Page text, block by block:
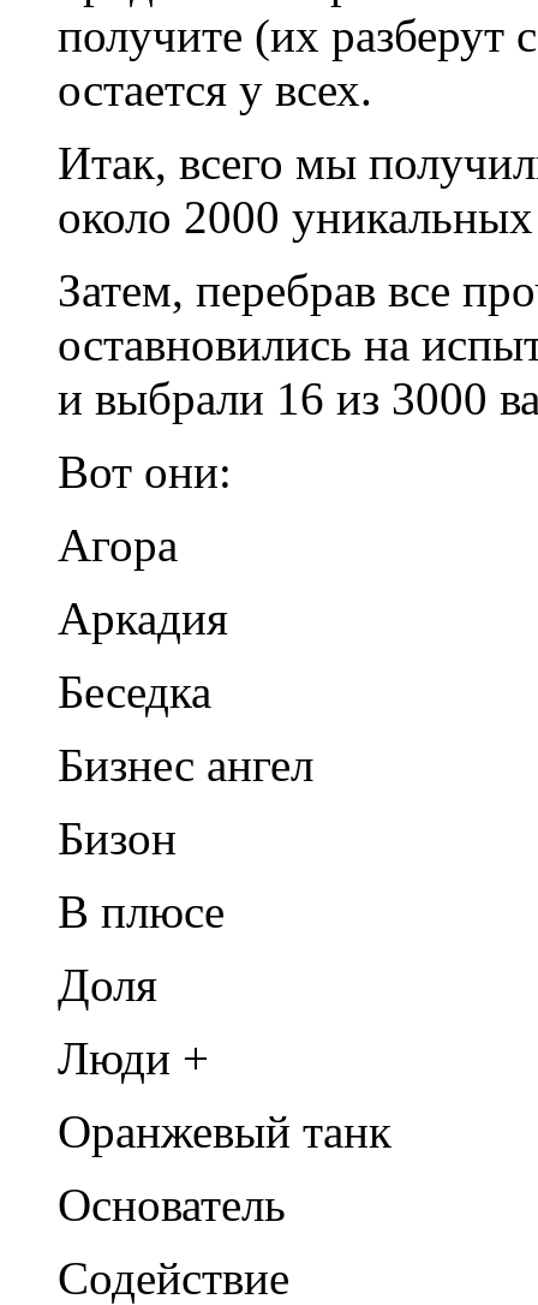
получите (их разберут
остается у всех.
Итак, всего мы
около 2000
Затем, перебрав все
оставновились на
и выбрали 16 из 3000
Вот они:
Агора
Аркадия
Беседка
Бизнес ангел
Бизон
В плюсе
Доля
Люди +
Оранжевый танк
Основатель
Содействие